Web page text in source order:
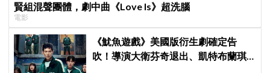
賢組混聲團體，劇中曲《Love Is》超洗腦
電影
《魷魚遊戲》美國版衍生劇確定告
吹！導演大衛芬奇退出、凱特布蘭琪